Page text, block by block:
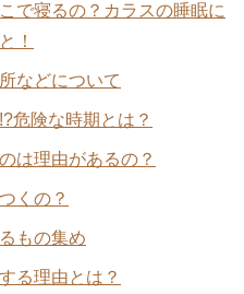
で寝るの？カラスの睡眠に
！
などについて
危険な時期とは？
は理由があるの？
くの？
もの集め
る理由とは？